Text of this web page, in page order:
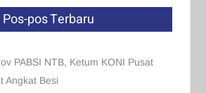
Pos-pos Terbaru
PABSI NTB, Ketum KONI Pusat
Angkat Besi